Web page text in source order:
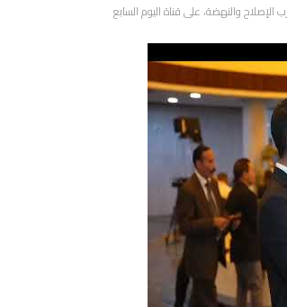
والنهضة، على قناة اليوم السابع